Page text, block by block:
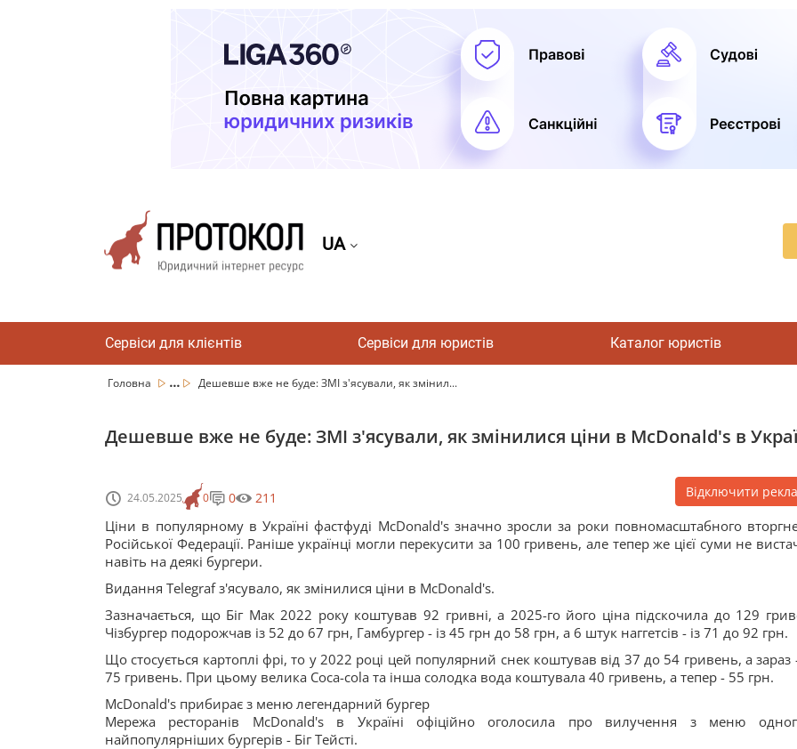
UA
Сервіси для клієнтів Сервіси для юристів Каталог юристів
Головна ... Дешевше вже не буде: ЗМІ з'ясували, як змінил...
Дешевше вже не буде: ЗМІ з'ясували, як змінилися ціни в McDonald's в
24.05.2025 0 0 211 Відключити
Ціни в популярному в Україні фастфуді McDonald's значно зросли за роки повномасштабного
Російської Федерації. Раніше українці могли перекусити за 100 гривень, але тепер же цієї суми не
навіть на деякі бургери.
Видання Telegraf з'ясувало, як змінилися ціни в McDonald's.
Зазначається, що Біг Мак 2022 року коштував 92 гривні, а 2025-го його ціна підскочила до 129
Чізбургер подорожчав із 52 до 67 грн, Гамбургер - із 45 грн до 58 грн, а 6 штук наггетсів - із 71 до 92 грн.
Що стосується картоплі фрі, то у 2022 році цей популярний снек коштував від 37 до 54 гривень, а зараз
75 гривень. При цьому велика Coca-cola та інша солодка вода коштувала 40 гривень, а тепер - 55 грн.
McDonald's прибирає з меню легендарний бургер
Мережа ресторанів McDonald's в Україні офіційно оголосила про вилучення з меню
найпопулярніших бургерів - Біг Тейсті.